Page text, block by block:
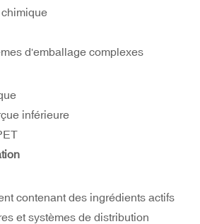
d'emballage complexes
inférieure
contenant des ingrédients actifs
et systèmes de distribution